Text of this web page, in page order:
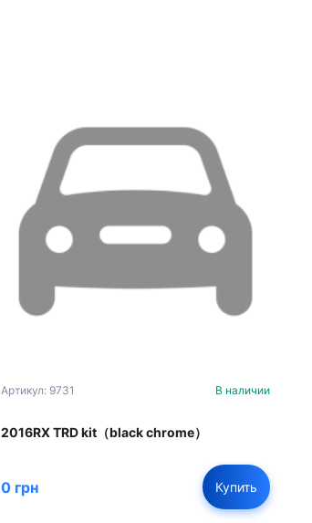
Артикул: 9731 В наличии
2016RX TRD kit（black chrome）
0 грн Купить